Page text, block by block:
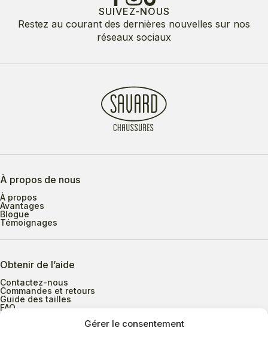
Gérer le consentement
SUIVEZ-NOUS
Restez au courant des dernières nouvelles sur nos
réseaux sociaux
À propos de nous
À propos
Avantages
Blogue
Témoignages
Obtenir de l’aide
Contactez-nous
Commandes et retours
Guide des tailles
FAQ